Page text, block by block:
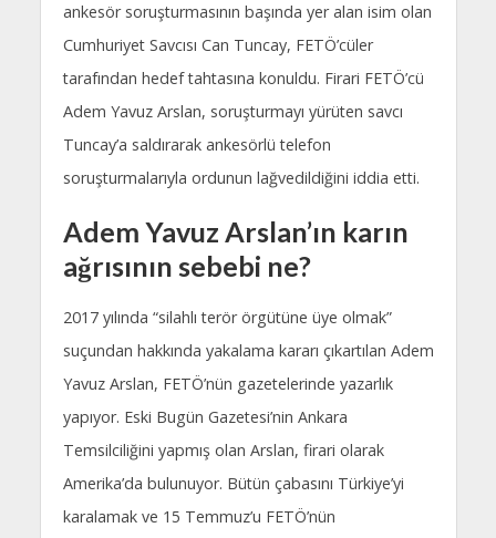
ankesör soruşturmasının başında yer alan isim olan
Cumhuriyet Savcısı Can Tuncay, FETÖ’cüler
tarafından hedef tahtasına konuldu. Firari FETÖ’cü
Adem Yavuz Arslan, soruşturmayı yürüten savcı
Tuncay’a saldırarak ankesörlü telefon
soruşturmalarıyla ordunun lağvedildiğini iddia etti.
Adem Yavuz Arslan’ın karın
ağrısının sebebi ne?
2017 yılında “silahlı terör örgütüne üye olmak”
suçundan hakkında yakalama kararı çıkartılan Adem
Yavuz Arslan, FETÖ’nün gazetelerinde yazarlık
yapıyor. Eski Bugün Gazetesi’nin Ankara
Temsilciliğini yapmış olan Arslan, firari olarak
Amerika’da bulunuyor. Bütün çabasını Türkiye’yi
karalamak ve 15 Temmuz’u FETÖ’nün